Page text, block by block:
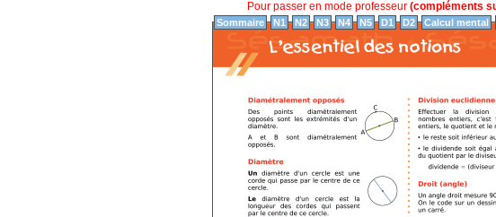
Pour passer en mode professeur (compléments
Sommaire N1 N2 N3 N4 N5 D1 D2 Calcul mental